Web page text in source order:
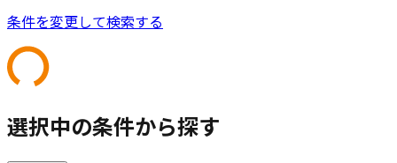
条件を変更して検索する
選択中の条件から探す